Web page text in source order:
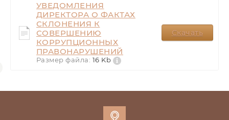
УВЕДОМЛЕНИЯ
ДИРЕКТОРА О ФАКТАХ
СКЛОНЕНИЯ К
СОВЕРШЕНИЮ
КОРРУПЦИОННЫХ
ПРАВОНАРУШЕНИЙ
Размер файла: 16 Kb
Скачать